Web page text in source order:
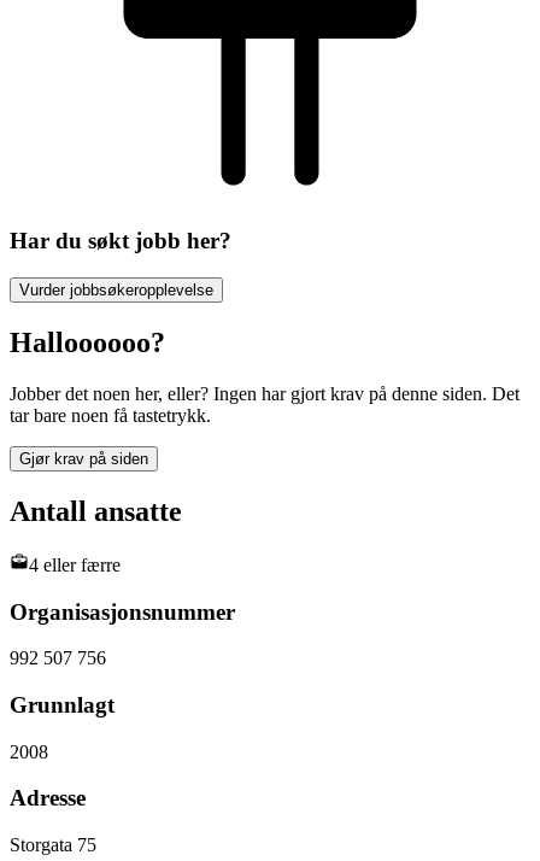
Har du søkt jobb her?
Vurder jobbsøkeropplevelse
Halloooooo?
Jobber det noen her, eller? Ingen har gjort krav på denne siden. Det
tar bare noen få tastetrykk.
Gjør krav på siden
Antall ansatte
4 eller færre
Organisasjonsnummer
992 507 756
Grunnlagt
2008
Adresse
Storgata 75